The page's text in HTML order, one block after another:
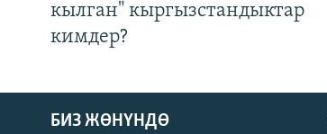
кылган" кыргызстандыктар
кимдер?
БИЗ ЖӨНҮНДӨ